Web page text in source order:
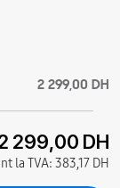
2 299,00 DH
299,00 DH
la TVA: 383,17 DH